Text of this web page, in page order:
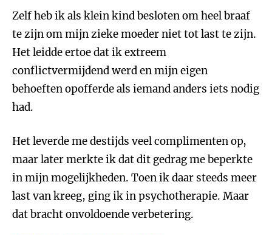
Zelf heb ik als klein kind besloten om heel braaf
te zijn om mijn zieke moeder niet tot last te zijn.
Het leidde ertoe dat ik extreem
conflictvermijdend werd en mijn eigen
behoeften opofferde als iemand anders iets nodig
had.
Het leverde me destijds veel complimenten op,
maar later merkte ik dat dit gedrag me beperkte
in mijn mogelijkheden. Toen ik daar steeds meer
last van kreeg, ging ik in psychotherapie. Maar
dat bracht onvoldoende verbetering.